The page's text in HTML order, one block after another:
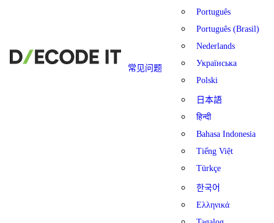
常见问题
Português
Português (Brasil)
Nederlands
Українська
Polski
日本語
हिन्दी
Bahasa Indonesia
Tiếng Việt
Türkçe
한국어
Ελληνικά